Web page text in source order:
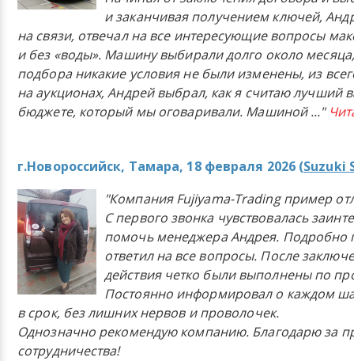
и заканчивая получением ключей,
на связи, отвечал на все интересующие вопросы
и без «воды». Машину выбирали долго около
подбора никакие условия не были изменены, из
на аукционах, Андрей выбрал, как я считаю лучший
бюджете, который мы оговаривали. Машиной..."
г.Новороссийск, Тамара, 18 февраля 2026 (Suzuki
"Компания Fujiyama-Trading пример
С первого звонка чувствовалась
помочь менеджера Андрея. Подробно
ответил на все вопросы. После
действия четко были выполнены по
Постоянно информировал о каждом
в срок, без лишних нервов и проволочек.
Однозначно рекомендую компанию. Благодарю за
сотрудничества!